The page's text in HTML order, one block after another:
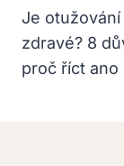
Pro
Je otužování
zdravé? 8
proč říct ano